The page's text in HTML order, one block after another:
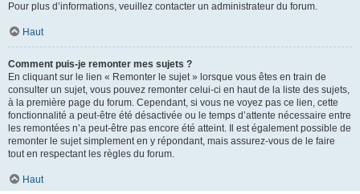
Pour plus d’informations, veuillez contacter un administrateur du forum.
Haut
Comment puis-je remonter mes sujets ?
En cliquant sur le lien « Remonter le sujet » lorsque vous êtes en train de
consulter un sujet, vous pouvez remonter celui-ci en haut de la liste des sujets,
à la première page du forum. Cependant, si vous ne voyez pas ce lien, cette
fonctionnalité a peut-être été désactivée ou le temps d’attente nécessaire entre
les remontées n’a peut-être pas encore été atteint. Il est également possible de
remonter le sujet simplement en y répondant, mais assurez-vous de le faire
tout en respectant les règles du forum.
Haut